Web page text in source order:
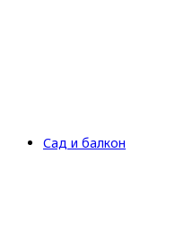
Сад и балкон